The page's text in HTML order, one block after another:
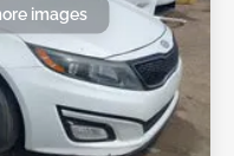
images